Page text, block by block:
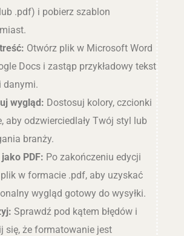
.pdf) i pobierz szablon
Otwórz plik w Microsoft Word
Docs i zastąp przykładowy tekst
danymi.
wygląd: Dostosuj kolory, czcionki
aby odzwierciedlały Twój styl lub
branży.
PDF: Po zakończeniu edycji
w formacie .pdf, aby uzyskać
wygląd gotowy do wysyłki.
Sprawdź pod kątem błędów i
się, że formatowanie jest